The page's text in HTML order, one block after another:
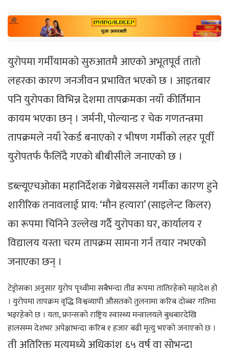
युरोपमा गर्मीयामको सुरुआतमै आएको अभूतपूर्व तातो
लहरका कारण जनजीवन प्रभावित भएको छ । आइतबार
पनि युरोपका विभिन्न देशमा तापक्रमका नयाँ कीर्तिमान
कायम भएका छन् । जर्मनी, पोल्यान्ड र चेक गणतन्त्रमा
तापक्रमले नयाँ रेकर्ड बनाएको र भीषण गर्मीको लहर पूर्वी
युरोपतर्फ फैलिँदै गएको बीबीसीले जनाएको छ ।
डब्ल्यूएचओका महानिर्देशक गेब्रेयससले गर्मीका कारण हुने
शारीरिक तनावलाई प्राय: ‘मौन हत्यारा’ (साइलेन्ट किलर)
का रूपमा चिनिने उल्लेख गर्दै युरोपका घर, कार्यालय र
विद्यालय यस्ता चरम तापक्रम सामना गर्न तयार नभएको
जनाएका छन् ।
टेड्रोसका अनुसार युरोप पृथ्वीमा सबैभन्दा तीव्र रूपमा तातिरहेको महादेश हो
। युरोपमा तापक्रम वृद्धि विश्वव्यापी औसतको तुलनामा करिब दोब्बर गतिमा
भइरहेको छ । यता, फ्रान्सको राष्ट्रिय स्वास्थ्य मन्त्रालयले बुधबारदेखि
हालसम्म देशभर अपेक्षाभन्दा करिब १ हजार बढी मृत्यु भएको जनाएको छ ।
ती अतिरिक्त मृत्युमध्ये अधिकांश ६५ वर्ष वा सोभन्दा